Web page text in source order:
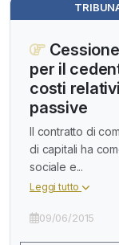
per il
costi
passive
Il contratto di
di capitali ha
sociale e...
Leggi tutto
09/06/2015